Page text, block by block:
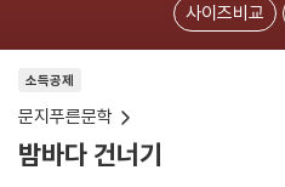
사이즈비교
소득공제
문지푸른문학
밤바다 건너기